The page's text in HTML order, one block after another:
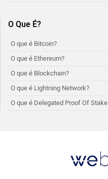
O Que É?
O que é Bitcoin?
O que é Ethereum?
O que é Blockchain?
O que é Lightning Network?
O que é Delegated Proof Of Stake